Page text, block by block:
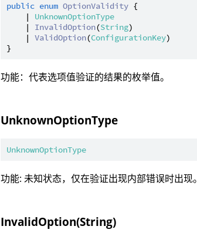
public enum OptionValidity {
    |
UnknownOptionType
    |
InvalidOption(String)
    |
ValidOption(ConfigurationKey)
功能：代表选项值验证的结果的枚举值。
UnknownOptionType
UnknownOptionType
功能: 未知状态，仅在验证出现内部错误时出现。
InvalidOption(String)